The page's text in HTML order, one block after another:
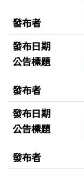
發布者
發布日期
公告標題
發布者
發布日期
公告標題
發布者